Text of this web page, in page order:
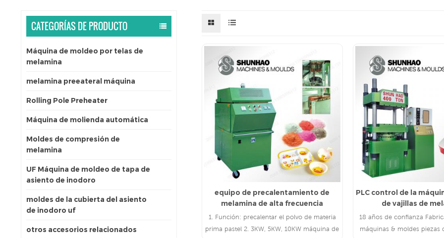
CATEGORÍAS DE PRODUCTO
Máquina de moldeo por telas de
melamina
melamina preeateral máquina
Rolling Pole Preheater
Máquina de molienda automática
Moldes de compresión de
melamina
UF Máquina de moldeo de tapa de
asiento de inodoro
moldes de la cubierta del asiento
de inodoro uf
otros accesorios relacionados
equipo de precalentamiento de
melamina de alta frecuencia
1. Función: precalentar el polvo de materia
prima pastel 2. 3KW, 5KW, 10KW máquina de
PLC control de la
de vajillas de
18 años de confianza
máquinas & moldes piezas